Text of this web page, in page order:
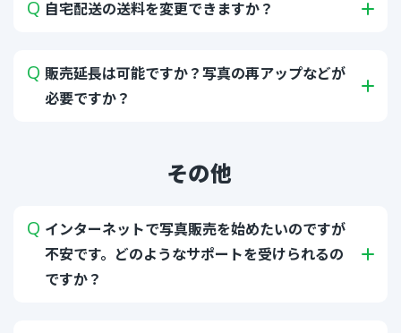
自宅配送の送料を変更できますか？
販売延長は可能ですか？写真の再アップなどが
必要ですか？
その他
インターネットで写真販売を始めたいのですが
不安です。どのようなサポートを受けられるの
ですか？